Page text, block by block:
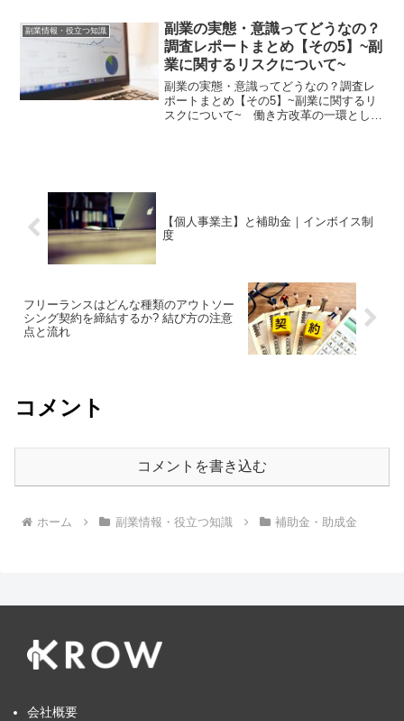
のグロースに加え、M&Aを含む新規投資
を牽引しており...
副業情報・役立つ知識
副業の実態・意識ってどうなの？
調査レポートまとめ【その5】~副
業に関するリスクについて~
副業の実態・意識ってどうなの？調査レ
ポートまとめ【その5】~副業に関するリ
スクについて~ 働き方改革の一環として
【個人事業主】と補助金｜インボイス制
度
フリーランスはどんな種類のアウトソー
シング契約を締結するか? 結び方の注意
点と流れ
コメント
コメントを書き込む
ホーム 副業情報・役立つ知識 補助金・助成金
会社概要